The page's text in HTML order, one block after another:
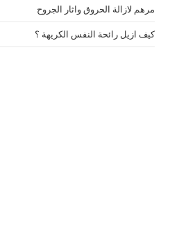
مرهم لازالة الحروق واثار الجروح
كيف ازيل رائحة النفس الكريهة ؟